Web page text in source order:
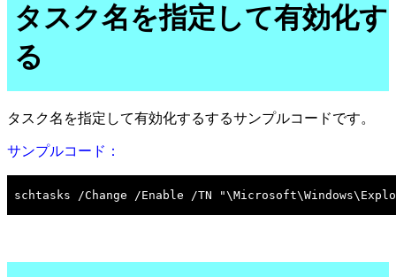
タスク名を指定して有効化す
る
タスク名を指定して有効化するするサンプルコードです。
サンプルコード：